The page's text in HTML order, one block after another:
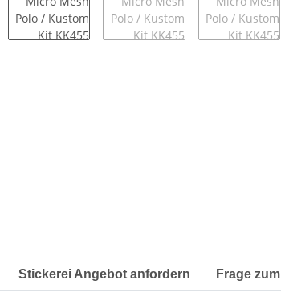
anzeigen
Stickerei Angebot anfordern Frage